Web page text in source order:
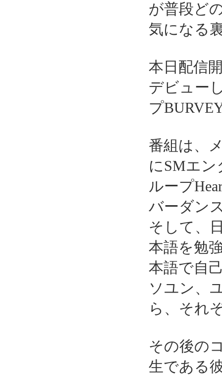
が普段ど
気になる
本日配信
デビュー
プ
番組は、
にSMエ
ループ
バーダン
そして、
本語を勉
本語で自
ソユン、
ら、それ
その後の
生である